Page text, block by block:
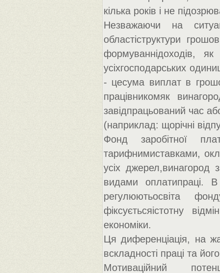
кілька років і не
Незважаючи на
областіструктури
формуваннідоходів,
усіхгосподарських
- цесума виплат в
працівникомяк
завідпрацьований час
(наприклад: щорічні
Фонд заробітної
тарифнимиставками,
усіх джерел,винагород
видами оплатипраці. В
регулюютьосвіта
фіксуєтьсяістотну
економіки.
Ця диференціація, на
вскладності праці та
Мотиваційний